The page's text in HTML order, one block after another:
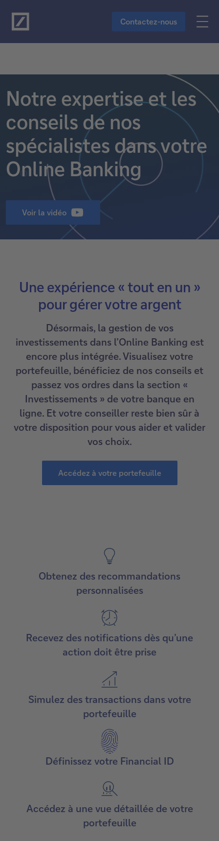
Vers le contenu principal
Contactez-nous
Notre expertise et les
conseils de nos
spécialistes dans votre
Online Banking
Voir la vidéo
Une expérience « tout en un »
pour gérer votre argent
Désormais, la gestion de vos
investissements dans l’Online Banking est
encore plus intégrée. Visualisez votre
portefeuille, bénéficiez de nos conseils et
passez vos ordres dans la section «
Investissements » de votre banque en
ligne. Et votre conseiller reste bien sûr à
votre disposition pour vous aider et valider
vos choix.
Accédez à votre portefeuille
Obtenez des recommandations
personnalisées
Recevez des notifications dès qu’une
action doit être prise
Simulez des transactions dans votre
portefeuille
Définissez votre Financial ID
Accédez à une vue détaillée de votre
portefeuille